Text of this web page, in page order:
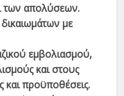
των απολύσεων.
με
εμβολιασμού,
και στους
και προϋποθέσεις.